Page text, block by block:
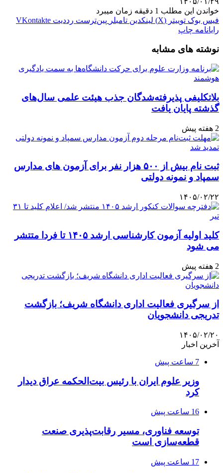
خواندن این مطلب 1 دقیقه زمان میبرد
فیس بوک توییتر (X) لینکدین ‫تامبلر ‫پین‌ترست ‫رددیت ‫VKontakte
رایانامه چاپ
نوشته های مشابه
بلاتکلیفی پذیرفته‌شدگان جذب هیئت علمی سال‌های
گذشته پایان یافت
2 هفته پیش
ثبت نام بیش از ۵۰۰ هزار نفر برای آزمون های مدارس
سمپاد و نمونه دولتی
۱۴۰۵/۰۲/۲۲
کلید اولیه آزمون کارشناسی ارشد ۱۴۰۵ تا فردا متتشر
می شود
2 هفته پیش
از سرگیری فعالیت اداری دانشگاه شریف؛ بازگشت
تدریجی دانشجویان
۱۴۰۵/۰۲/۲۰
آخرین اخبار
7 ساعت پیش
وزیر علوم ایران با رئیس بیت‌الحکمه عراق دیدار
کرد
16 ساعت پیش
توسعه فناوری، مسیر رقابت‌پذیری صنعت
قطعه‌سازی است
17 ساعت پیش